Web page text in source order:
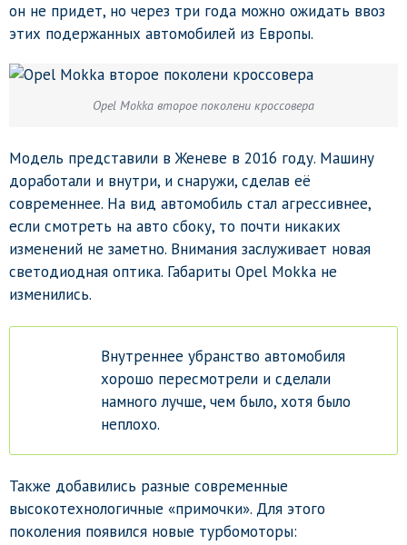
он не придет, но через три года можно ожидать ввоз
этих подержанных автомобилей из Европы.
Opel Mokka второе поколени кроссовера
Модель представили в Женеве в 2016 году. Машину
доработали и внутри, и снаружи, сделав её
современнее. На вид автомобиль стал агрессивнее,
если смотреть на авто сбоку, то почти никаких
изменений не заметно. Внимания заслуживает новая
светодиодная оптика. Габариты Opel Mokka не
изменились.
Внутреннее убранство автомобиля
хорошо пересмотрели и сделали
намного лучше, чем было, хотя было
неплохо.
Также добавились разные современные
высокотехнологичные «примочки». Для этого
поколения появился новые турбомоторы: